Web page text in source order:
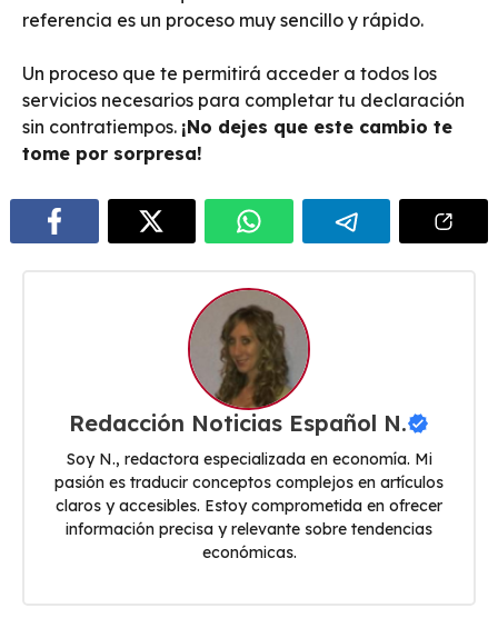
referencia es un proceso muy sencillo y rápido.
Un proceso que te permitirá acceder a todos los
servicios necesarios para completar tu declaración
sin contratiempos. ¡No dejes que este cambio te
tome por sorpresa!
Redacción Noticias Español N.
Soy N., redactora especializada en economía. Mi
pasión es traducir conceptos complejos en artículos
claros y accesibles. Estoy comprometida en ofrecer
información precisa y relevante sobre tendencias
económicas.